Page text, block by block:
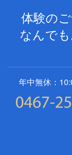
体験の
なんで
年中無休：